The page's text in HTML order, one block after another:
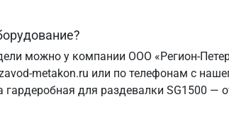
можно у компании ООО «Регион-
metakon.ru или по телефонам с
для раздевалки SG1500 —